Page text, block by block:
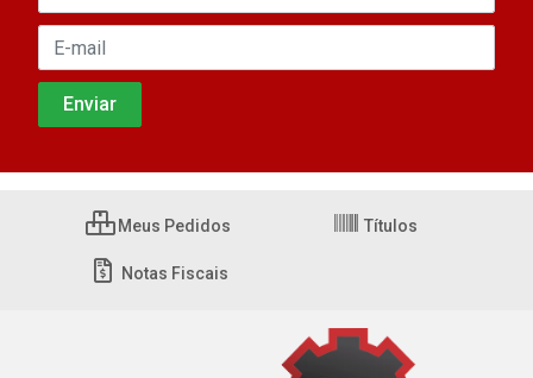
Meus Pedidos Títulos
Notas Fiscais